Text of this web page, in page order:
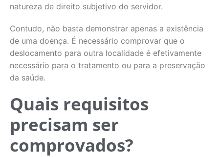
natureza de direito subjetivo do servidor.
Contudo, não basta demonstrar apenas a existência
de uma doença. É necessário comprovar que o
deslocamento para outra localidade é efetivamente
necessário para o tratamento ou para a preservação
da saúde.
Quais requisitos
precisam ser
comprovados?